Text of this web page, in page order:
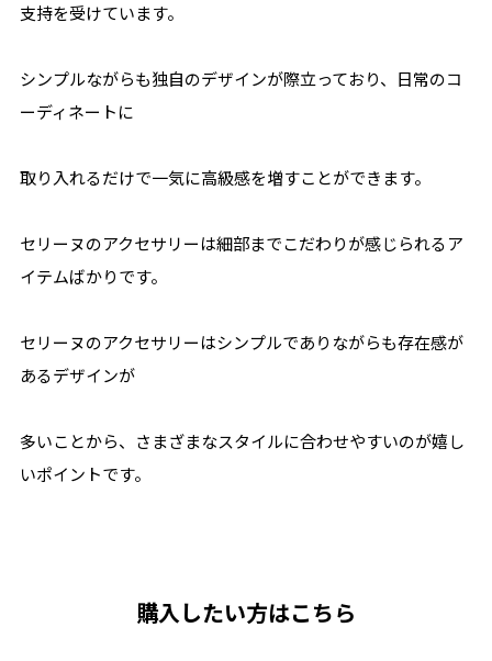
支持を受けています。
シンプルながらも独自のデザインが際立っており、日常のコ
ーディネートに
取り入れるだけで一気に高級感を増すことができます。
セリーヌのアクセサリーは細部までこだわりが感じられるア
イテムばかりです。
セリーヌのアクセサリーはシンプルでありながらも存在感が
あるデザインが
多いことから、さまざまなスタイルに合わせやすいのが嬉し
いポイントです。
購入したい方はこちら